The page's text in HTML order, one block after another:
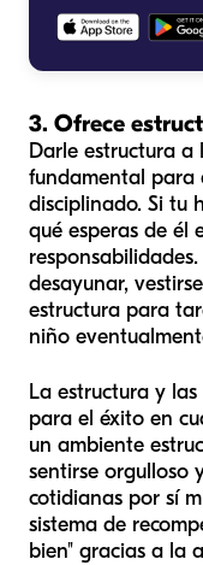
3. Ofrece
Darle estructura a
fundamental para
disciplinado. Si tu
qué esperas de él
desayunar,
estructura para
niño
La estructura y
para el éxito en
un ambiente
sentirse orgulloso
cotidianas por sí
sistema de
bien" gracias a la